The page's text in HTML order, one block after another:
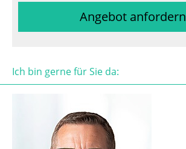
Angebot anfordern
Ich bin gerne für Sie da: